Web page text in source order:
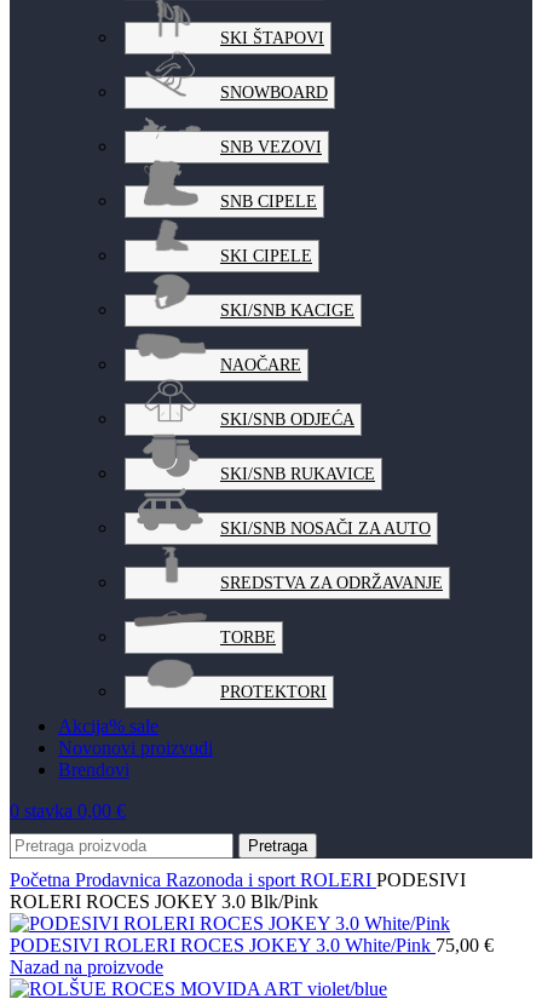
SKI ŠTAPOVI
SNOWBOARD
SNB VEZOVI
SNB CIPELE
SKI CIPELE
SKI/SNB KACIGE
NAOČARE
SKI/SNB ODJEĆA
SKI/SNB RUKAVICE
SKI/SNB NOSAČI ZA AUTO
SREDSTVA ZA ODRŽAVANJE
TORBE
PROTEKTORI
Akcija% sale
Novonovi proizvodi
Brendovi
0 stavka 0,00 €
Pretraga
Početna Prodavnica Razonoda i sport ROLERI PODESIVI
ROLERI ROCES JOKEY 3.0 Blk/Pink
PODESIVI ROLERI ROCES JOKEY 3.0 White/Pink 75,00 €
Nazad na proizvode